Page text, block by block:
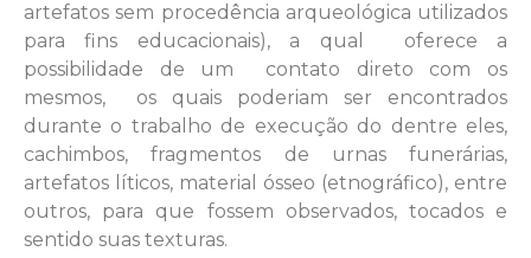
artefatos sem procedência arqueológica utilizados
para fins educacionais), a qual
oferece a
possibilidade de um contato direto com os
mesmos, os quais poderiam ser encontrados
durante o trabalho de execução do dentre eles,
cachimbos, fragmentos de urnas funerárias,
artefatos líticos, material ósseo (etnográfico), entre
outros, para que fossem observados, tocados e
sentido suas texturas.